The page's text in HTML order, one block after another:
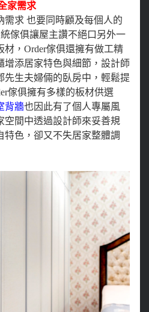
家需求
需求 也要同時顧及每個人的
傢俱讓屋主讚不絕口另外一
，Order傢俱還擁有做工精
增添居家特色與細節，設計師
先生夫婦倆的臥房中，輕鬆提
傢俱擁有多樣的板材供選
背牆也因此有了個人專屬風
空間中透過設計師來妥善規
特色，卻又不失居家整體調